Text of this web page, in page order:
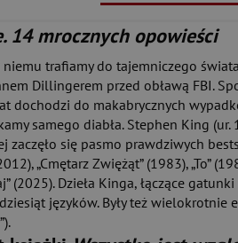
14 mrocznych opowieści
trafiamy do tajemniczego
Dillingerem przed obławą FBI.
do makabrycznych
samego diabła. Stephen King
zaczęło się pasmo prawdziwych
„Cmętarz Zwiężąt” (1983), „To”
(2025). Dzieła Kinga, łączące
języków. Były też